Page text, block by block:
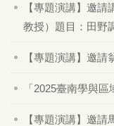
【專題演講】邀
教授）題目：田野
【專題演講】邀請
「2025臺南學與區
【專題演講】邀